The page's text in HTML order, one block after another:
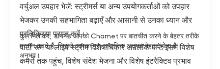
वर्चुअल उपहार भेजें: स्ट्रीमर्स या अन्य उपयोगकर्ताओं को उपहार
भेजकर उनकी सहभागिता बढ़ाएँ और आसानी से उनका ध्यान और
प्रतिक्रिया प्राप्त करें।
पार्टी रूम या लाइव स्ट्रीम विशेषाधिकार अनलॉक करें: इसमें विशेष
कमरों तक पहुंच, विशेष संदेश भेजना और विशेष इंटरैक्टिव प्रभाव
कुल मिलाकर, डायमंड आपको Chamet पर बातचीत करने के बेहतर तरीके
प्रदान करते हैं, जिससे आपका पूरा सामाजिक अनुभव बेहतर होता है।
अनुभव।